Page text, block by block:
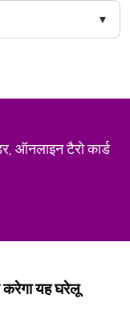
ऑनलाइन टैरो कार्ड
यह घरेलू